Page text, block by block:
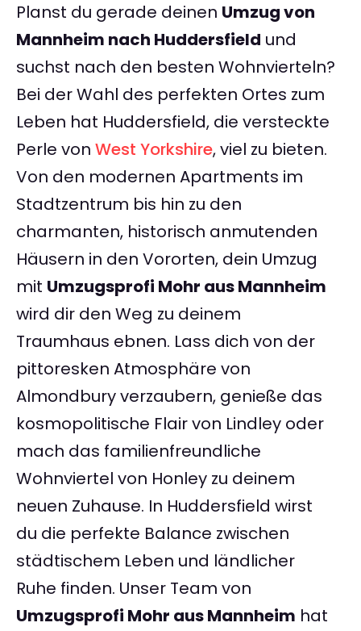
Planst du gerade deinen Umzug von
Mannheim nach Huddersfield und
suchst nach den besten Wohnvierteln?
Bei der Wahl des perfekten Ortes zum
Leben hat Huddersfield, die versteckte
Perle von West Yorkshire, viel zu bieten.
Von den modernen Apartments im
Stadtzentrum bis hin zu den
charmanten, historisch anmutenden
Häusern in den Vororten, dein Umzug
mit Umzugsprofi Mohr aus Mannheim
wird dir den Weg zu deinem
Traumhaus ebnen. Lass dich von der
pittoresken Atmosphäre von
Almondbury verzaubern, genieße das
kosmopolitische Flair von Lindley oder
mach das familienfreundliche
Wohnviertel von Honley zu deinem
neuen Zuhause. In Huddersfield wirst
du die perfekte Balance zwischen
städtischem Leben und ländlicher
Ruhe finden. Unser Team von
Umzugsprofi Mohr aus Mannheim hat